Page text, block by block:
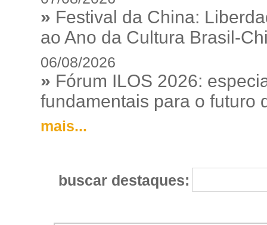
» Festival da China:
ao Ano da Cultura Brasil-
06/08/2026
» Fórum ILOS 2026:
fundamentais para o futuro
mais...
buscar destaques: